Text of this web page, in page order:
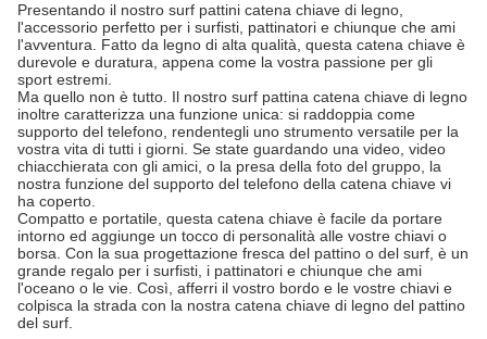
Presentando il nostro surf pattini catena chiave di legno,
l'accessorio perfetto per i surfisti, pattinatori e chiunque che ami
l'avventura. Fatto da legno di alta qualità, questa catena chiave è
durevole e duratura, appena come la vostra passione per gli
sport estremi.
Ma quello non è tutto. Il nostro surf pattina catena chiave di legno
inoltre caratterizza una funzione unica: si raddoppia come
supporto del telefono, rendentegli uno strumento versatile per la
vostra vita di tutti i giorni. Se state guardando una video, video
chiacchierata con gli amici, o la presa della foto del gruppo, la
nostra funzione del supporto del telefono della catena chiave vi
ha coperto.
Compatto e portatile, questa catena chiave è facile da portare
intorno ed aggiunge un tocco di personalità alle vostre chiavi o
borsa. Con la sua progettazione fresca del pattino o del surf, è un
grande regalo per i surfisti, i pattinatori e chiunque che ami
l'oceano o le vie. Così, afferri il vostro bordo e le vostre chiavi e
colpisca la strada con la nostra catena chiave di legno del pattino
del surf.